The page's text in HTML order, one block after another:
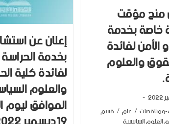
منح مؤقت
خاصة بخدمة
الأمن لفائدة
والعلوم
ومناقصات/عام/ قسم
إعلان عن
بخدمة
لفائدة كلية
والعلوم
الموافق ليوم